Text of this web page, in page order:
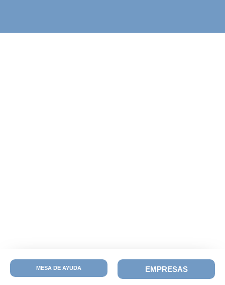
MESA DE AYUDA EMPRESAS